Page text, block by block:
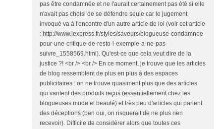
pas être condamnée et ne l'aurait certainement pas été si elle
n'avait pas choisi de se défendre seule car le jugement
invoqué va à l'encontre d'un autre article de loi (voir cet article
: http://www.lexpress.fr/styles/saveurs/blogueuse-condamnee-
pour-une-critique-de-resto-l-exemple-a-ne-pas-
suivre_1558569.html). Qu'est-ce que cela veut dire de la
justice ?! <br /> <br /> En ce moment, je trouve que les articles
de blog ressemblent de plus en plus à des espaces
publicitaires : on ne trouve quasiment plus que des articles
qui vantent des produits reçus (essentiellement chez les
blogueuses mode et beauté) et très peu d'articles qui parlent
des déceptions (ben oui, on risquerait de ne plus rien
recevoir). Difficile de considérer alors que toutes ces